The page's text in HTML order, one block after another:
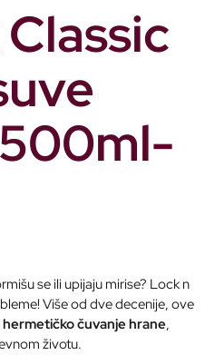
se ili upijaju mirise? Lock n
Više od dve decenije, ove
čuvanje hrane,
životu.